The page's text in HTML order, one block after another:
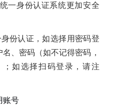
一身份认证系统更加安全
份认证，如选择用密码登
、密码（如不记得密码，
如选择扫码登录，请注
账号